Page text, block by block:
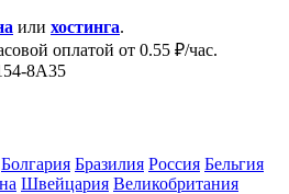
или хостинга.
оплатой от 0.55 ₽/час.
8A35
Болгария Бразилия Росcия Бельгия
Швейцария Великобритания